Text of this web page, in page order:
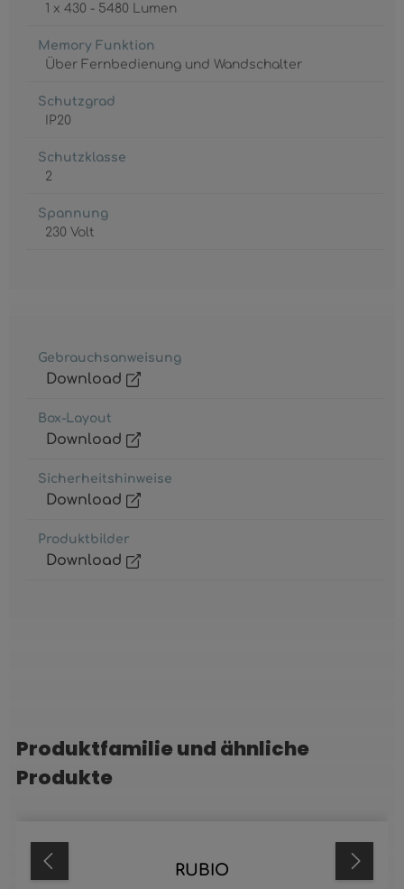
1 x 430 - 5480 Lumen
Memory Funktion
Über Fernbedienung und Wandschalter
Schutzgrad
IP20
Schutzklasse
2
Spannung
230 Volt
Gebrauchsanweisung
Download
Box-Layout
Download
Sicherheitshinweise
Download
Produktbilder
Download
Produktgalerie überspringen
Produktfamilie und ähnliche
Produkte
RUBIO